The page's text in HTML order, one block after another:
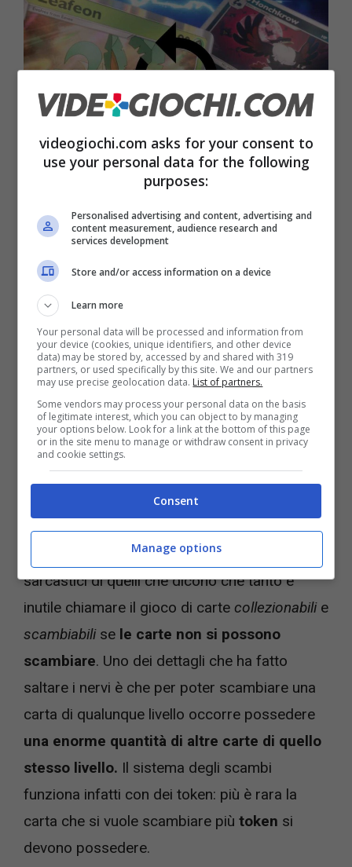
nome – videogiochi.com
Mala nuova funzione degli scambi
stata di recente attivata dentro Pokemon
Pocket non assomiglia per niente a quello che
i giocatori e le giocatrici si aspettavano di
vedere. Il problema, come sottolineano i
commenti su reddit, è chesono stati inseriti
talmente tanti paletti e talmente tante
limitazioniche non conviene neanche provare
scambio con qualcun altro.
Ed è qui che si sono inseriti i commenti
sarcastici di quelli che dicono che tanto è
inutile chiamare il gioco di carte collezionabilie
scambiabilise le carte non si possono
scambiare. Uno dei dettagli che ha fatto
saltare i nervi è che per poter scambiare una
carta di qualunque livello occorre possedere
una enorme quantità di altre carte di quello
stesso livello. Il sistema degli scambi
funziona infatti con dei token: più è rara la
carta che si vuole scambiare più token si
devono possedere.
videogiochi.com asks for your consent to
use your personal data for the following
purposes:
Personalised advertising and content, advertising and
content measurement, audience research and
services development
Store and/or access information on a device
Learn more
Your personal data will be processed and information from
your device (cookies, unique identifiers, and other device
data) may be stored by, accessed by and shared with 319
partners, or used specifically by this site. We and our partners
may use precise geolocation data. List of partners.
Some vendors may process your personal data on the basis
of legitimate interest, which you can object to by managing
your options below. Look for a link at the bottom of this page
or in the site menu to manage or withdraw consent in privacy
and cookie settings.
Consent
Manage options